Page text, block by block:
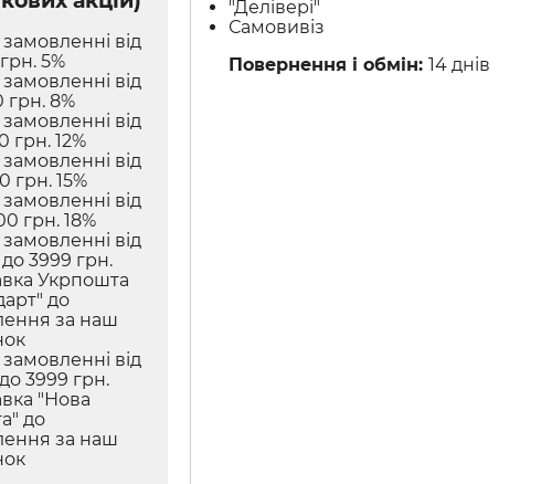
від
5%
від
грн. 8%
від
грн. 12%
від
грн. 15%
від
грн. 18%
від
3999 грн.
Укрпошта
до
за наш
від
3999 грн.
"Нова
до
за наш
"Делівері"
Самовивіз
Повернення і обмін:14 днів